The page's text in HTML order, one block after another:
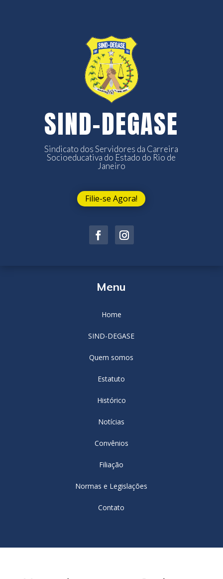
SIND-DEGASE
Sindicato dos Servidores da Carreira
Socioeducativa do Estado do Rio de
Janeiro
Filie-se Agora!
Menu
Home
SIND-DEGASE
Quem somos
Estatuto
Histórico
Notícias
Convênios
Filiação
Normas e Legislações
Contato